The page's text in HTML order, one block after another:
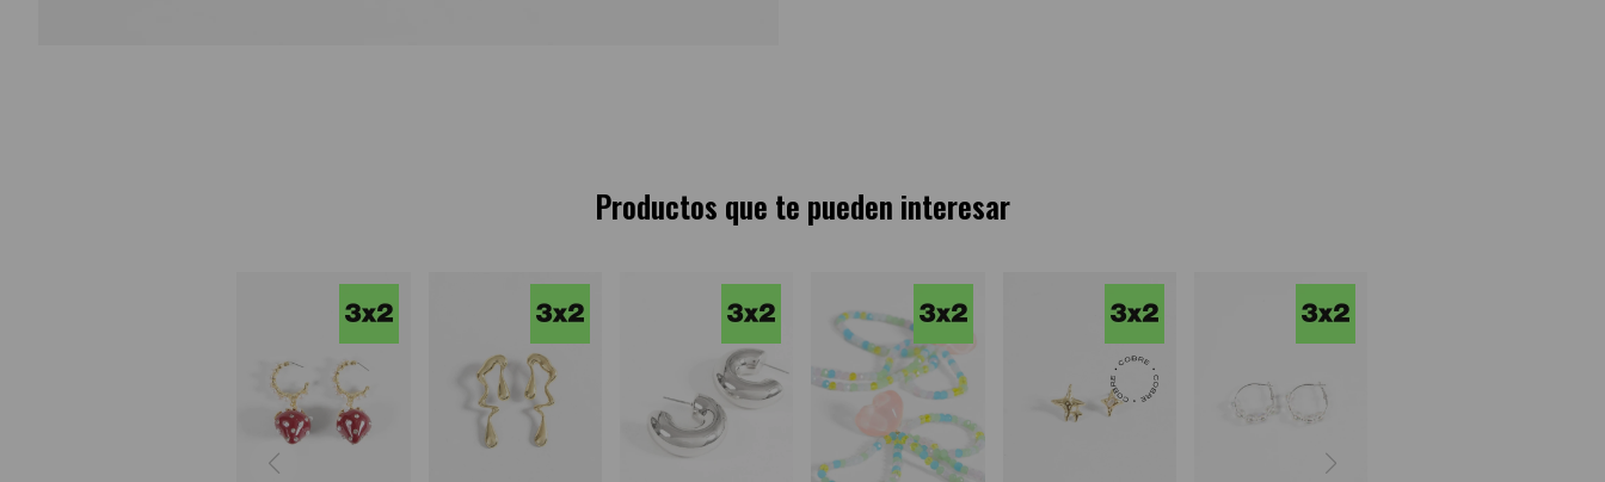
Productos que te pueden interesar